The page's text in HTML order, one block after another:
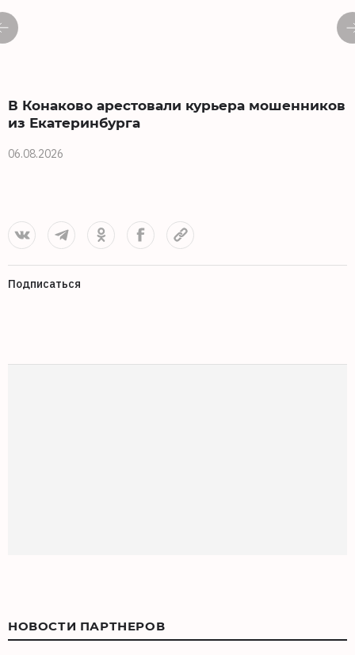
В Конаково арестовали курьера мошенников
из Екатеринбурга
06.08.2026
Подписаться
НОВОСТИ ПАРТНЕРОВ